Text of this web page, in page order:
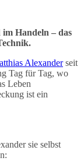
Handeln – das
Alexanderseit
Tag für Tag, wo
Leben
ist ein
sie selbst